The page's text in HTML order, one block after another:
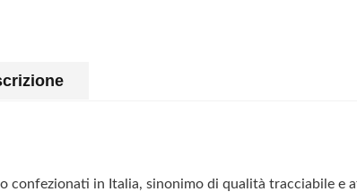
confezionati in Italia, sinonimo di qualità tracciabile e